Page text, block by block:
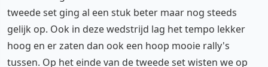
tweede set ging al een stuk beter maar nog steeds
gelijk op. Ook in deze wedstrijd lag het tempo lekker
hoog en er zaten dan ook een hoop mooie rally's
tussen. Op het einde van de tweede set wisten we op